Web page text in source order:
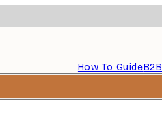
B2B
How To Guide